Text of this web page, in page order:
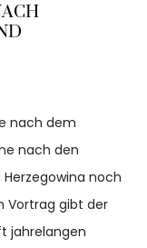
nach dem
nach den
noch
Vortrag gibt der
jahrelangen